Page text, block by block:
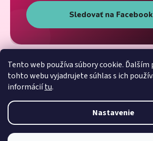
Tento web používa súbory cookie. Ďalším
tohto webu vyjadrujete súhlas s ich
informáciítu.
Nastavenie
Sledovať na